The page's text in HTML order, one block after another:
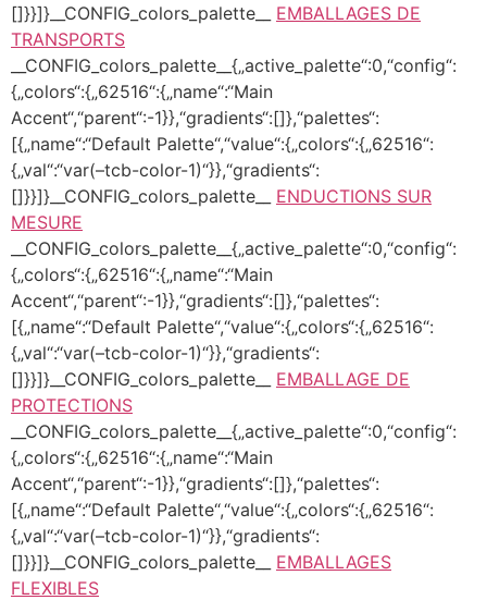
[]}}]}__CONFIG_colors_palette__ EMBALLAGES DE
TRANSPORTS
__CONFIG_colors_palette__{„active_palette“:0,“config“:
{„colors“:{„62516“:{„name“:“Main
Accent“,“parent“:-1}},“gradients“:[]},“palettes“:
[{„name“:“Default Palette“,“value“:{„colors“:{„62516“:
{„val“:“var(–tcb-color-1)“}},“gradients“:
[]}}]}__CONFIG_colors_palette__ ENDUCTIONS SUR
MESURE
__CONFIG_colors_palette__{„active_palette“:0,“config“:
{„colors“:{„62516“:{„name“:“Main
Accent“,“parent“:-1}},“gradients“:[]},“palettes“:
[{„name“:“Default Palette“,“value“:{„colors“:{„62516“:
{„val“:“var(–tcb-color-1)“}},“gradients“:
[]}}]}__CONFIG_colors_palette__ EMBALLAGE DE
PROTECTIONS
__CONFIG_colors_palette__{„active_palette“:0,“config“:
{„colors“:{„62516“:{„name“:“Main
Accent“,“parent“:-1}},“gradients“:[]},“palettes“:
[{„name“:“Default Palette“,“value“:{„colors“:{„62516“:
{„val“:“var(–tcb-color-1)“}},“gradients“:
[]}}]}__CONFIG_colors_palette__ EMBALLAGES
FLEXIBLES